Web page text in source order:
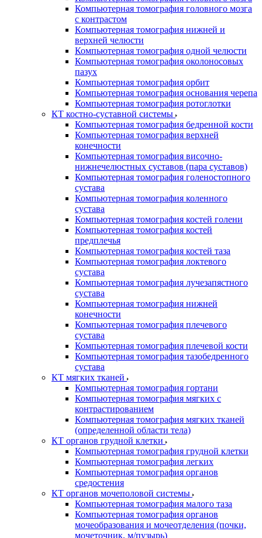
Компьютерная томография головного мозга
с контрастом
Компьютерная томография нижней и
верхней челюсти
Компьютерная томография одной челюсти
Компьютерная томография околоносовых
пазух
Компьютерная томография орбит
Компьютерная томография основания черепа
Компьютерная томография ротоглотки
КТ костно-суставной системы
Компьютерная томография бедренной кости
Компьютерная томография верхней
конечности
Компьютерная томография височно-
нижнечелюстных суставов (пара суставов)
Компьютерная томография голеностопного
сустава
Компьютерная томография коленного
сустава
Компьютерная томография костей голени
Компьютерная томография костей
предплечья
Компьютерная томография костей таза
Компьютерная томография локтевого
сустава
Компьютерная томография лучезапястного
сустава
Компьютерная томография нижней
конечности
Компьютерная томография плечевого
сустава
Компьютерная томография плечевой кости
Компьютерная томография тазобедренного
сустава
КТ мягких тканей
Компьютерная томография гортани
Компьютерная томография мягких с
контрастированием
Компьютерная томография мягких тканей
(определенной области тела)
КТ органов грудной клетки
Компьютерная томография грудной клетки
Компьютерная томография легких
Компьютерная томография органов
средостения
КТ органов мочеполовой системы
Компьютерная томография малого таза
Компьютерная томография органов
мочеобразования и мочеотделения (почки,
мочеточник, м/пузырь)